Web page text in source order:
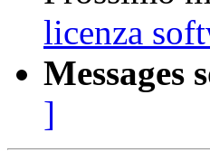
licenza
Messages
]